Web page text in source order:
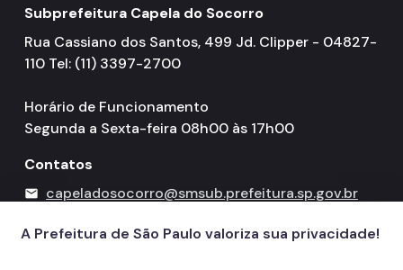
Subprefeitura Capela do Socorro
Rua Cassiano dos Santos, 499 Jd. Clipper - 04827-
110 Tel: (11) 3397-2700
Horário de Funcionamento
Segunda a Sexta-feira 08h00 às 17h00
Contatos
mail capeladosocorro@smsub.prefeitura.sp.gov.br
A Prefeitura de São Paulo valoriza sua privacidade!